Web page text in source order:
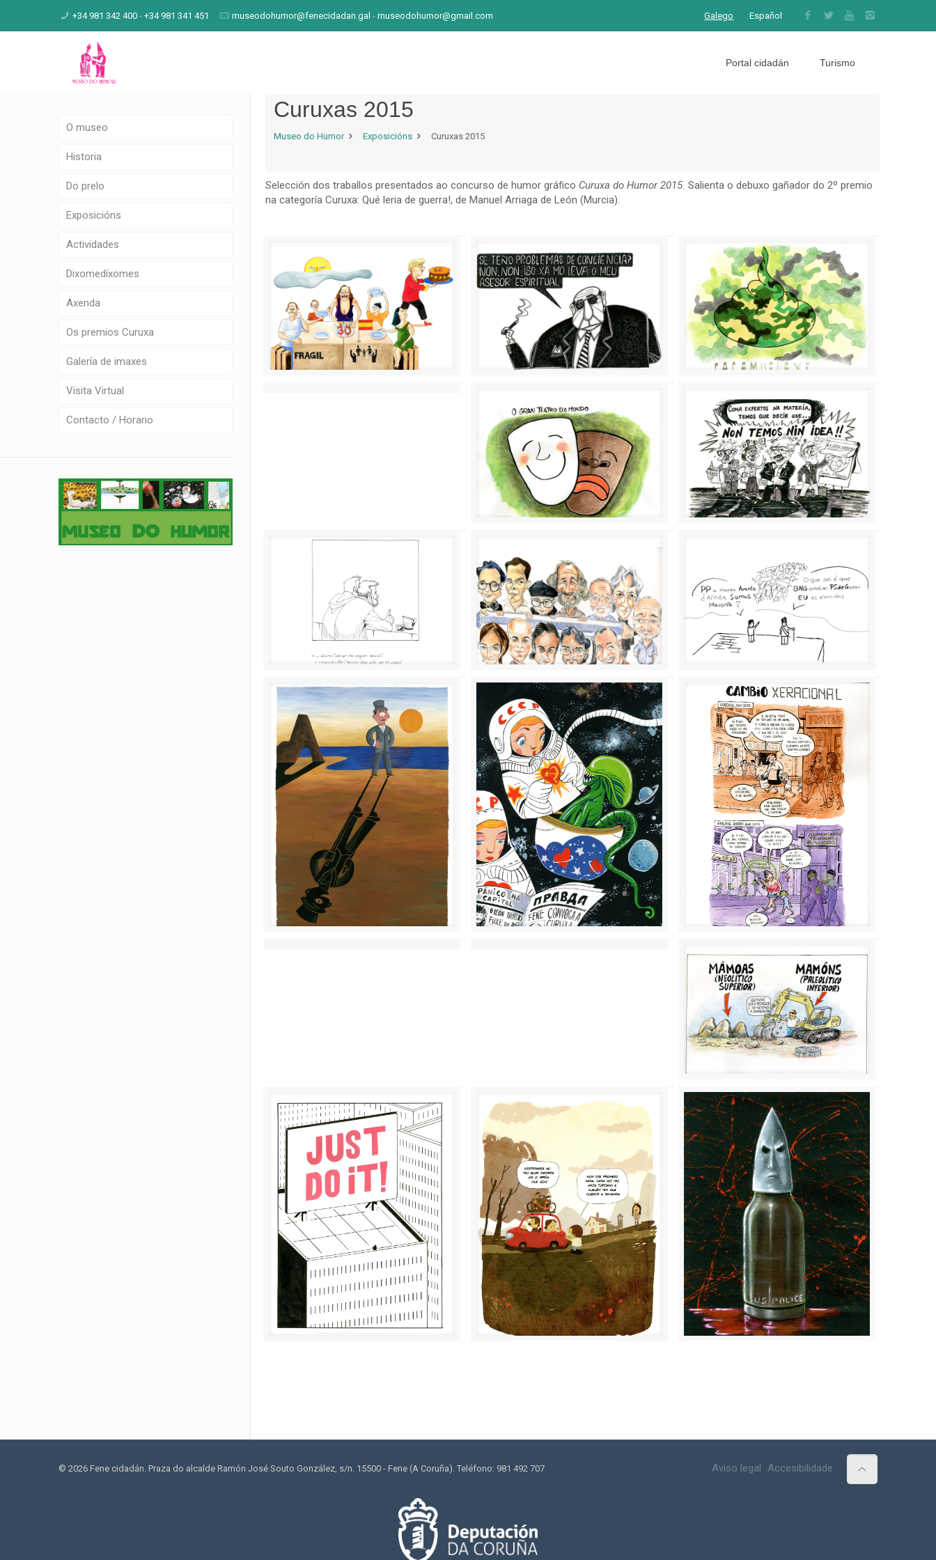
+34 981 342 400 -+34 981 341 451 museodohumor@fenecidadan.gal -museodohumor@gmail.com Galego Español
Portal cidadán Turismo
Curuxas 2015
Museo do Humor Exposicións Curuxas 2015
Selección dos traballos presentados ao concurso de humor gráfico Curuxa do Humor 2015. Salienta o debuxo gañador do 2º premio
na categoría Curuxa: Qué leria de guerra!, de Manuel Arriaga de León (Murcia).
O museo
Historia
Do prelo
Exposicións
Actividades
Dixomedíxomes
Axenda
Os premios Curuxa
Galería de imaxes
Visita Virtual
Contacto / Horario
© 2026 Fene cidadán. Praza do alcalde Ramón José Souto González, s/n. 15500 - Fene (A Coruña). Teléfono: 981 492 707 Aviso legal Accesibilidade